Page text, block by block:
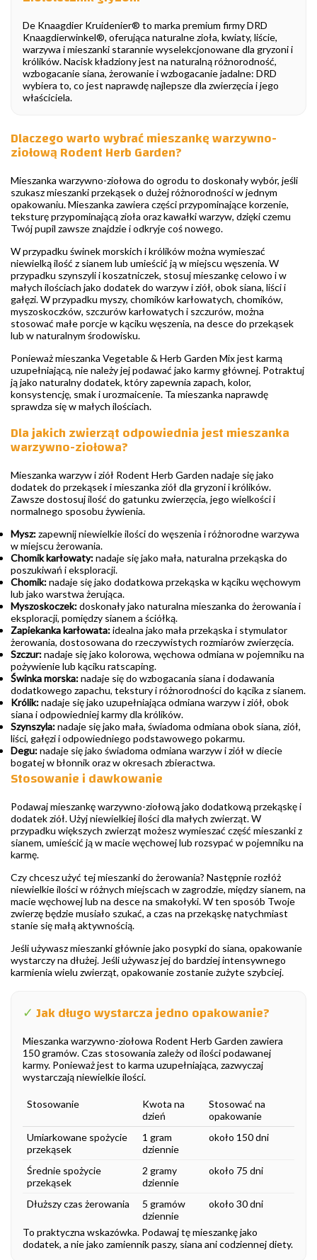
De Knaagdier Kruidenier® to marka premium firmy DRD
Knaagdierwinkel®, oferująca naturalne zioła, kwiaty, liście,
warzywa i mieszanki starannie wyselekcjonowane dla gryzoni i
królików. Nacisk kładziony jest na naturalną różnorodność,
wzbogacanie siana, żerowanie i wzbogacanie jadalne: DRD
wybiera to, co jest naprawdę najlepsze dla zwierzęcia i jego
właściciela.
Dlaczego warto wybrać mieszankę warzywno-
ziołową Rodent Herb Garden?
Mieszanka warzywno-ziołowa do ogrodu to doskonały wybór, jeśli
szukasz mieszanki przekąsek o dużej różnorodności w jednym
opakowaniu. Mieszanka zawiera części przypominające korzenie,
teksturę przypominającą zioła oraz kawałki warzyw, dzięki czemu
Twój pupil zawsze znajdzie i odkryje coś nowego.
W przypadku świnek morskich i królików można wymieszać
niewielką ilość z sianem lub umieścić ją w miejscu węszenia. W
przypadku szynszyli i koszatniczek, stosuj mieszankę celowo i w
małych ilościach jako dodatek do warzyw i ziół, obok siana, liści i
gałęzi. W przypadku myszy, chomików karłowatych, chomików,
myszoskoczków, szczurów karłowatych i szczurów, można
stosować małe porcje w kąciku węszenia, na desce do przekąsek
lub w naturalnym środowisku.
Ponieważ mieszanka Vegetable & Herb Garden Mix jest karmą
uzupełniającą, nie należy jej podawać jako karmy głównej. Potraktuj
ją jako naturalny dodatek, który zapewnia zapach, kolor,
konsystencję, smak i urozmaicenie. Ta mieszanka naprawdę
sprawdza się w małych ilościach.
Dla jakich zwierząt odpowiednia jest mieszanka
warzywno-ziołowa?
Mieszanka warzyw i ziół Rodent Herb Garden nadaje się jako
dodatek do przekąsek i mieszanka ziół dla gryzoni i królików.
Zawsze dostosuj ilość do gatunku zwierzęcia, jego wielkości i
normalnego sposobu żywienia.
Mysz:zapewnij niewielkie ilości do węszenia i różnorodne warzywa
w miejscu żerowania.
Chomik karłowaty:nadaje się jako mała, naturalna przekąska do
poszukiwań i eksploracji.
Chomik:nadaje się jako dodatkowa przekąska w kąciku węchowym
lub jako warstwa żerująca.
Myszoskoczek:doskonały jako naturalna mieszanka do żerowania i
eksploracji, pomiędzy sianem a ściółką.
Zapiekanka karłowata:idealna jako mała przekąska i stymulator
żerowania, dostosowana do rzeczywistych rozmiarów zwierzęcia.
Szczur:nadaje się jako kolorowa, węchowa odmiana w pojemniku na
pożywienie lub kąciku ratscaping.
Świnka morska:nadaje się do wzbogacania siana i dodawania
dodatkowego zapachu, tekstury i różnorodności do kącika z sianem.
Królik:nadaje się jako uzupełniająca odmiana warzyw i ziół, obok
siana i odpowiedniej karmy dla królików.
Szynszyla:nadaje się jako mała, świadoma odmiana obok siana, ziół,
liści, gałęzi i odpowiedniego podstawowego pokarmu.
Degu:nadaje się jako świadoma odmiana warzyw i ziół w diecie
bogatej w błonnik oraz w okresach zbieractwa.
Stosowanie i dawkowanie
Podawaj mieszankę warzywno-ziołową jako dodatkową przekąskę i
dodatek ziół. Użyj niewielkiej ilości dla małych zwierząt. W
przypadku większych zwierząt możesz wymieszać część mieszanki z
sianem, umieścić ją w macie węchowej lub rozsypać w pojemniku na
karmę.
Czy chcesz użyć tej mieszanki do żerowania? Następnie rozłóż
niewielkie ilości w różnych miejscach w zagrodzie, między sianem, na
macie węchowej lub na desce na smakołyki. W ten sposób Twoje
zwierzę będzie musiało szukać, a czas na przekąskę natychmiast
stanie się małą aktywnością.
Jeśli używasz mieszanki głównie jako posypki do siana, opakowanie
wystarczy na dłużej. Jeśli używasz jej do bardziej intensywnego
karmienia wielu zwierząt, opakowanie zostanie zużyte szybciej.
✓ Jak długo wystarcza jedno opakowanie?
Mieszanka warzywno-ziołowa Rodent Herb Garden zawiera
150 gramów. Czas stosowania zależy od ilości podawanej
karmy. Ponieważ jest to karma uzupełniająca, zazwyczaj
wystarczają niewielkie ilości.
Stosowanie
Kwota na
dzień
Stosować na
opakowanie
Umiarkowane spożycie
przekąsek
1 gram
dziennie
około 150 dni
Średnie spożycie
przekąsek
2 gramy
dziennie
około 75 dni
Dłuższy czas żerowania
5 gramów
dziennie
około 30 dni
To praktyczna wskazówka. Podawaj tę mieszankę jako
dodatek, a nie jako zamiennik paszy, siana ani codziennej diety.